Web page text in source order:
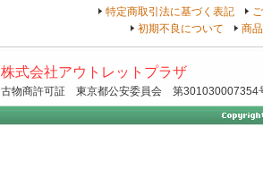
特定商取引法に基づく表記
初期不良について
商
株式会社アウトレットプラザ
古物商許可証 東京都公安委員会 第301030007354